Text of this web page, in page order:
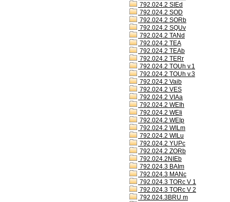
792.024.2 SIEd
792.024.2 SOD
792.024.2 SORb
792.024.2 SQUv
792.024.2 TANd
792.024.2 TEA
792.024.2 TEAb
792.024.2 TERr
792.024.2 TOUh v.1
792.024.2 TOUh v.3
792.024.2 Vaib
792.024.2 VES
792.024.2 VIAa
792.024.2 WEIh
792.024.2 WEIi
792.024.2 WEIp
792.024.2 WILm
792.024.2 WILu
792.024.2 YUPc
792.024.2 ZORb
792.024.2NIEb
792.024.3 BAIm
792.024.3 MANc
792.024.3 TORc V 1
792.024.3 TORc V 2
792.024.3BRU m